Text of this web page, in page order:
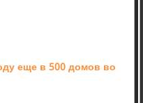
еще в 500 домов во